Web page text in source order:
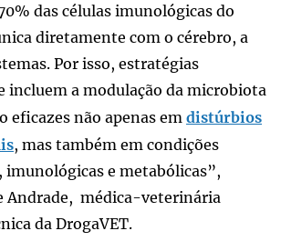
das células imunológicas do
diretamente com o cérebro, a
Por isso, estratégias
incluem a modulação da microbiota
eficazes não apenas em distúrbios
, mas também em condições
e metabólicas”,
Andrade, médica-veterinária
da DrogaVET.